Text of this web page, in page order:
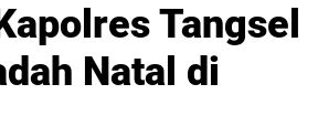
Tangsel
Natal di